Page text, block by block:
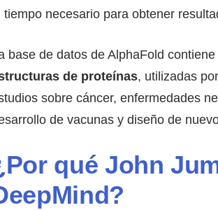
tiempo necesario para obtener
base de datos de AlphaFold
de proteínas, utilizadas
sobre cáncer, enfermedades
de vacunas y diseño de
qué John